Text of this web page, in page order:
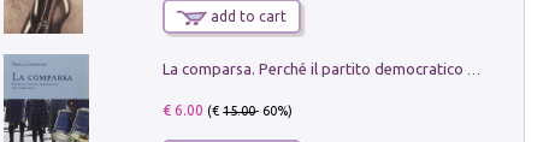
add to cart
€ 6.00 (€15.00- 60%)